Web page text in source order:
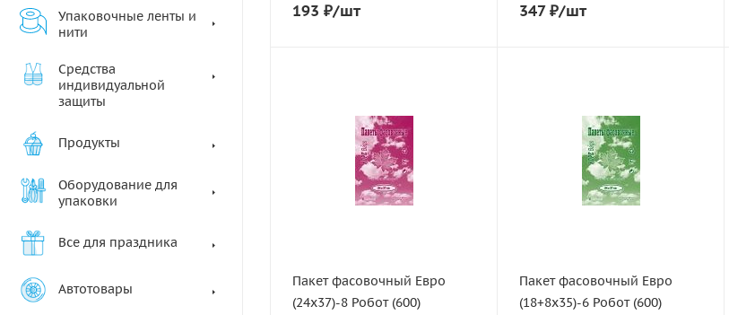
Упаковочные ленты и
нити
Средства
индивидуальной
защиты
Продукты
Оборудование для
упаковки
Все для праздника
Автотовары
193 ₽/шт 347₽/шт
Пакет фасовочный Евро
(24х37)-8 Робот (600)
Пакет фасовочный Евро
(18+8х35)-6 Робот (600)